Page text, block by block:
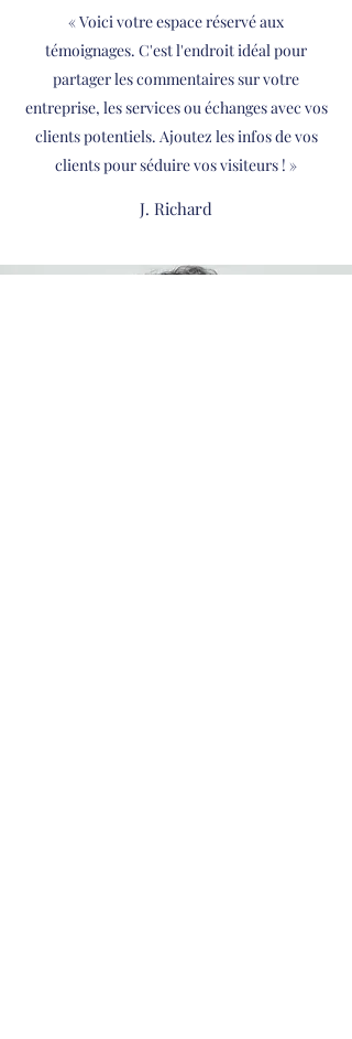
« Voici votre espace réservé aux
témoignages. C'est l'endroit idéal pour
partager les commentaires sur votre
entreprise, les services ou échanges avec vos
clients potentiels. Ajoutez les infos de vos
clients pour séduire vos visiteurs ! »
J. Richard